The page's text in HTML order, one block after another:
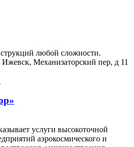
любой сложности.
Ижевск, Механизаторский пер, д 11
услуги высокоточной
аэрокосмического и